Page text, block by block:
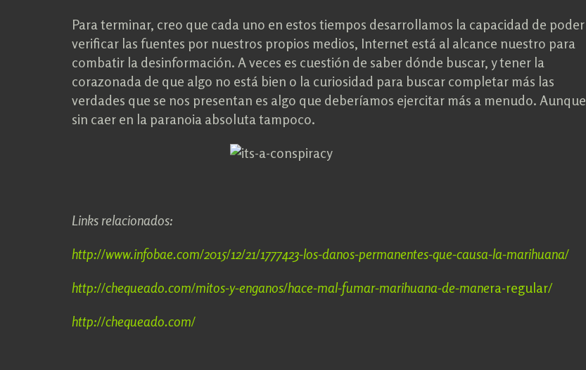
Para terminar, creo que cada uno en estos tiempos desarrollamos la capacidad de poder
verificar las fuentes por nuestros propios medios, Internet está al alcance nuestro para
combatir la desinformación. A veces es cuestión de saber dónde buscar, y tener la
corazonada de que algo no está bien o la curiosidad para buscar completar más las
verdades que se nos presentan es algo que deberíamos ejercitar más a menudo. Aunque
sin caer en la paranoia absoluta tampoco.
Links relacionados:
http://www.infobae.com/2015/12/21/1777423-los-danos-permanentes-que-causa-la-marihuana/
http://chequeado.com/mitos-y-enganos/hace-mal-fumar-marihuana-de-manera-regular/
http://chequeado.com/